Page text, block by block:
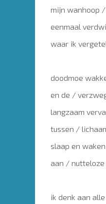
mijn wanhoop
eenmaal
waar ik
doodmoe
en de /
langzaam
tussen /
slaap en
aan / nutteloze
ik denk aan